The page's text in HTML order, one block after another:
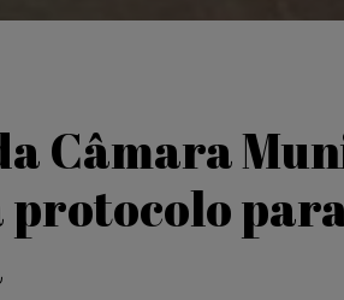
Câmara
protocolo